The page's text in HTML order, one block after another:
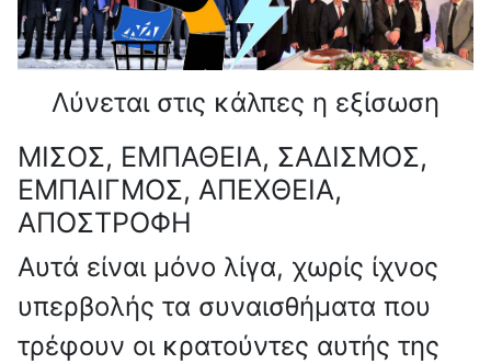
Λύνεται στις κάλπες η εξίσωση
ΜΙΣΟΣ, ΕΜΠΑΘΕΙΑ, ΣΑΔΙΣΜΟΣ,
ΕΜΠΑΙΓΜΟΣ, ΑΠΕΧΘΕΙΑ,
ΑΠΟΣΤΡΟΦΗ
Αυτά είναι μόνο λίγα, χωρίς ίχνος
υπερβολής τα συναισθήματα που
τρέφουν οι κρατούντες αυτής της